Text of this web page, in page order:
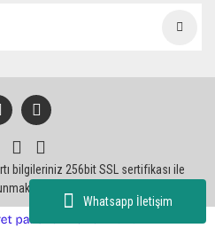
Whatsapp İletişim
bilgileriniz 256bit SSL sertifikası ile